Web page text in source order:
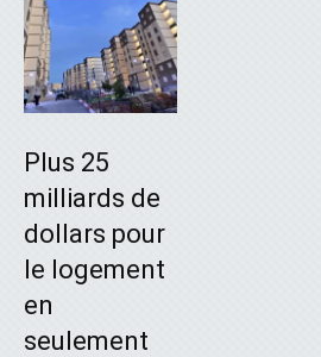
Plus 25
milliards de
dollars pour
le logement
en
seulement